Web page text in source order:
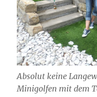
Absolut keine
Minigolfen mit dem